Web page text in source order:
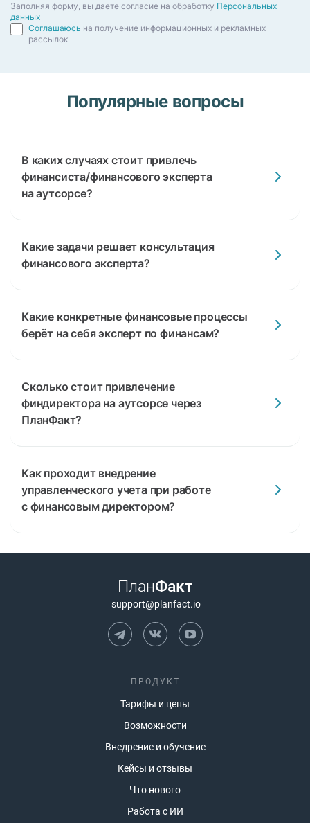
Заполняя форму, вы даете согласие на обработку Персональных
данных
Соглашаюсь на получение информационных и рекламных
рассылок
Популярные вопросы
В каких случаях стоит привлечь
финансиста/финансового эксперта
на аутсорсе?
Какие задачи решает консультация
финансового эксперта?
Какие конкретные финансовые процессы
берёт на себя эксперт по финансам?
Сколько стоит привлечение
финдиректора на аутсорсе через
ПланФакт?
Как проходит внедрение
управленческого учета при работе
с финансовым директором?
ПланФакт
support@planfact.io
ПРОДУКТ
Тарифы и цены
Возможности
Внедрение и обучение
Кейсы и отзывы
Что нового
Работа с ИИ